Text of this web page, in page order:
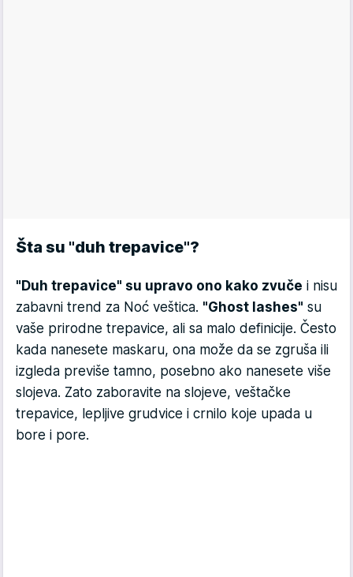
Šta su "duh trepavice"?
"Duh trepavice" su upravo ono kako zvuče i nisu
zabavni trend za Noć veštica. "Ghost lashes" su
vaše prirodne trepavice, ali sa malo definicije. Često
kada nanesete maskaru, ona može da se zgruša ili
izgleda previše tamno, posebno ako nanesete više
slojeva. Zato zaboravite na slojeve, veštačke
trepavice, lepljive grudvice i crnilo koje upada u
bore i pore.